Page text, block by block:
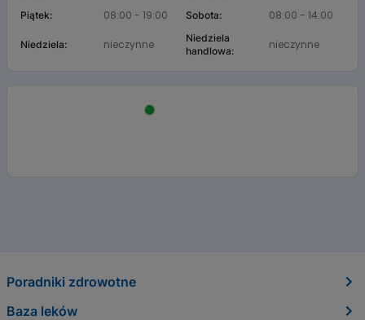
Piątek: 08:00 - 19:00 Sobota: 08:00 - 14:00
Niedziela: nieczynne
Niedziela
handlowa:
nieczynne
Poradniki zdrowotne
Baza leków